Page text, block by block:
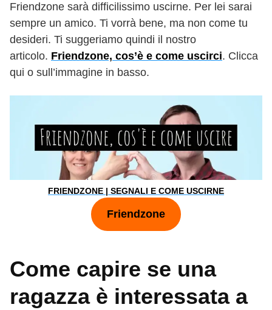
Friendzone sarà difficilissimo uscirne. Per lei sarai
sempre un amico. Ti vorrà bene, ma non come tu
desideri. Ti suggeriamo quindi il nostro
articolo. Friendzone, cos’è e come uscirci. Clicca
qui o sull’immagine in basso.
FRIENDZONE | SEGNALI E COME USCIRNE
Friendzone
Come capire se una
ragazza è interessata a